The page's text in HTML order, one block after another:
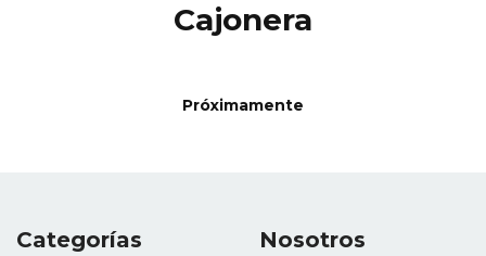
Cajonera
Próximamente
Categorías Nosotros